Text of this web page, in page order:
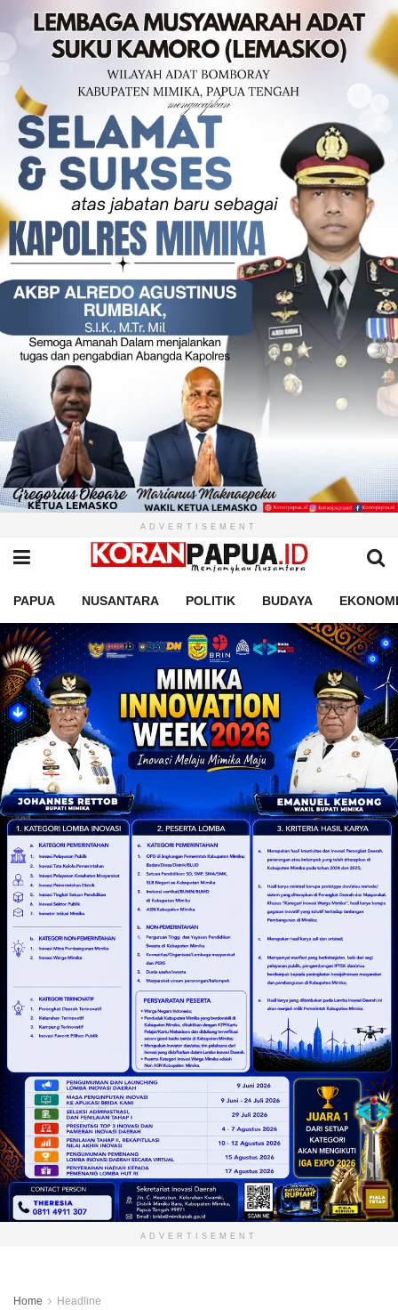
ADVERTISEMENT
PAPUA NUSANTARA POLITIK BUDAYA EKONOMI
ADVERTISEMENT
Home Headline